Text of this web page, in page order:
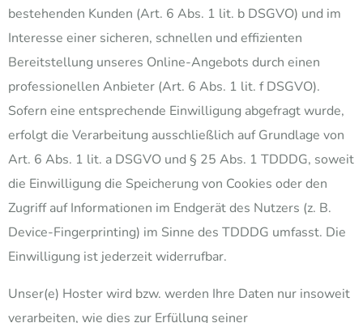
bestehenden Kunden (Art. 6 Abs. 1 lit. b DSGVO) und im
Interesse einer sicheren, schnellen und effizienten
Bereitstellung unseres Online-Angebots durch einen
professionellen Anbieter (Art. 6 Abs. 1 lit. f DSGVO).
Sofern eine entsprechende Einwilligung abgefragt wurde,
erfolgt die Verarbeitung ausschließlich auf Grundlage von
Art. 6 Abs. 1 lit. a DSGVO und § 25 Abs. 1 TDDDG, soweit
die Einwilligung die Speicherung von Cookies oder den
Zugriff auf Informationen im Endgerät des Nutzers (z. B.
Device-Fingerprinting) im Sinne des TDDDG umfasst. Die
Einwilligung ist jederzeit widerrufbar.
Unser(e) Hoster wird bzw. werden Ihre Daten nur insoweit
verarbeiten, wie dies zur Erfüllung seiner